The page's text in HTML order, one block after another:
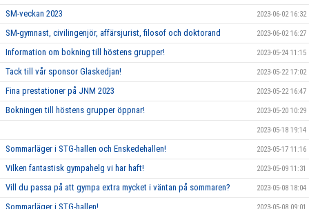
SM-veckan 2023 2023-06-02 16:32
SM-gymnast, civilingenjör, affärsjurist, filosof och doktorand 2023-06-02 16:27
Information om bokning till höstens grupper! 2023-05-24 11:15
Tack till vår sponsor Glaskedjan! 2023-05-22 17:02
Fina prestationer på JNM 2023 2023-05-22 16:47
Bokningen till höstens grupper öppnar! 2023-05-20 10:29
2023-05-18 19:14
Sommarläger i STG-hallen och Enskedehallen! 2023-05-17 11:16
Vilken fantastisk gympahelg vi har haft! 2023-05-09 11:31
Vill du passa på att gympa extra mycket i väntan på sommaren? 2023-05-08 18:04
Sommarläger i STG-hallen!